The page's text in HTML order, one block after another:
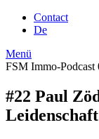
Contact
De
Menü
FSM Immo-Podcast
#22 Paul
Leidenschaft